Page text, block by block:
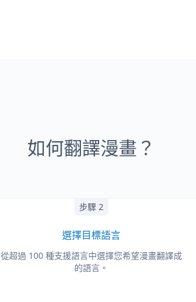
如何翻譯漫畫？
步驟 2
選擇目標語言
從超過 100 種支援語言中選擇您希望漫畫翻譯成
的語言。